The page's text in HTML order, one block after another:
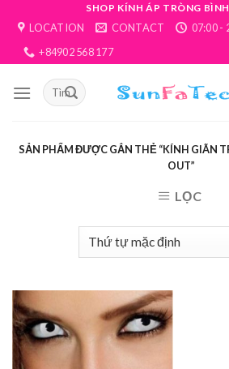
content
SHOP KÍNH ÁP TRÒNG
LOCATION CONTACT
07:00 -
+84902 568 177
SẢN PHẨM ĐƯỢC GẮN THẺ “KÍNH GIÃN
OUT”
LỌC